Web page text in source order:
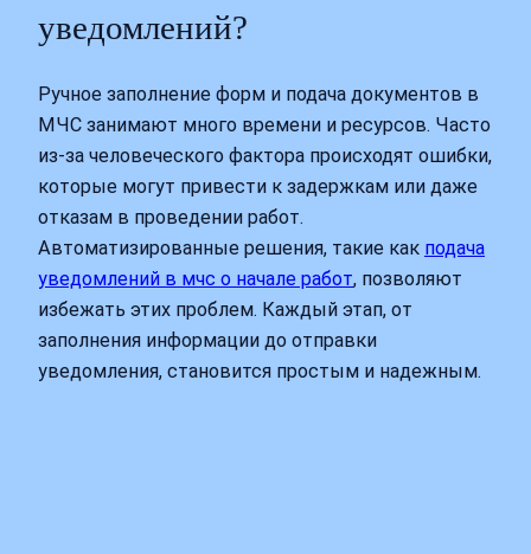
уведомлений?
Ручное заполнение форм и подача документов в
МЧС занимают много времени и ресурсов. Часто
из-за человеческого фактора происходят ошибки,
которые могут привести к задержкам или даже
отказам в проведении работ.
Автоматизированные решения, такие как подача
уведомлений в мчс о начале работ, позволяют
избежать этих проблем. Каждый этап, от
заполнения информации до отправки
уведомления, становится простым и надежным.